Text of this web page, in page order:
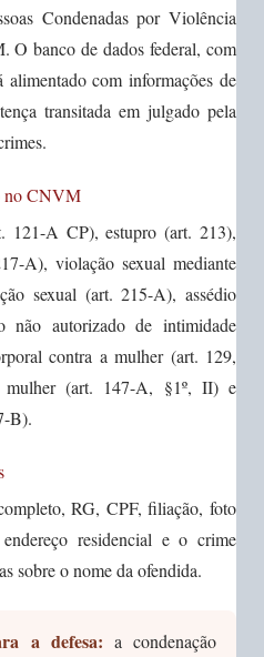
Condenadas por Violência
banco de dados federal, com
com informações de
transitada em julgado pela
no CNVM
A CP), estupro (art. 213),
A), violação sexual mediante
sexual (art. 215-A), assédio
não autorizado de intimidade
contra a mulher (art. 129,
mulher (art. 147-A, §1º, II) e
B).
RG, CPF, filiação, foto
residencial e o crime
sobre o nome da ofendida.
a defesa: a condenação